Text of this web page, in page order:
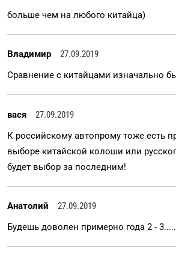
больше чем на любого китайца)
Владимир
27.09.2019
Сравнение с китайцами изначально
вася
27.09.2019
К российскому автопрому тоже есть
выборе китайской колоши или
будет выбор за последним!
Анатолий
27.09.2019
Будешь доволен примерно года 2 - 3.....